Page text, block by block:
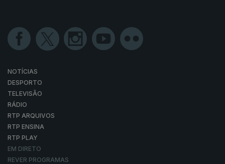
NOTÍCIAS
DESPORTO
TELEVISÃO
RÁDIO
RTP ARQUIVOS
RTP ENSINA
RTP PLAY
EM DIRETO
REVER PROGRAMAS